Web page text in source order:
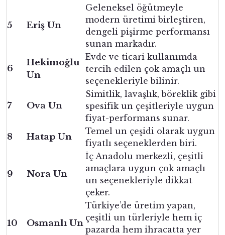
5 Eriş Un
Geleneksel öğütmeyle
modern üretimi birleştiren,
dengeli pişirme performansı
sunan markadır.
6
Hekimoğlu
Un
Evde ve ticari kullanımda
tercih edilen çok amaçlı un
seçenekleriyle bilinir.
7 Ova Un
Simitlik, lavaşlık, böreklik gibi
spesifik un çeşitleriyle uygun
fiyat-performans sunar.
8 Hatap Un
Temel un çeşidi olarak uygun
fiyatlı seçeneklerden biri.
9 Nora Un
İç Anadolu merkezli, çeşitli
amaçlara uygun çok amaçlı
un seçenekleriyle dikkat
çeker.
10 Osmanlı Un
Türkiye’de üretim yapan,
çeşitli un türleriyle hem iç
pazarda hem ihracatta yer